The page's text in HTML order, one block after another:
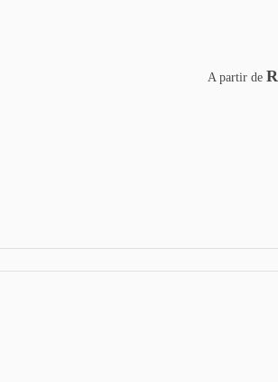
A partir de